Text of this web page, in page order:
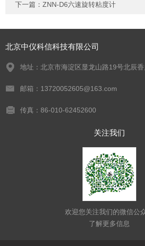
下一篇：ZNN-D6六速旋转粘度计
北京中仪科信科技有限公司
地址：北京市海淀区显龙山路19号北辰
邮箱：13720052605@163.com
传真：86-010-62452600
关注我们
欢迎您关注我们的微信公
了解更多信息